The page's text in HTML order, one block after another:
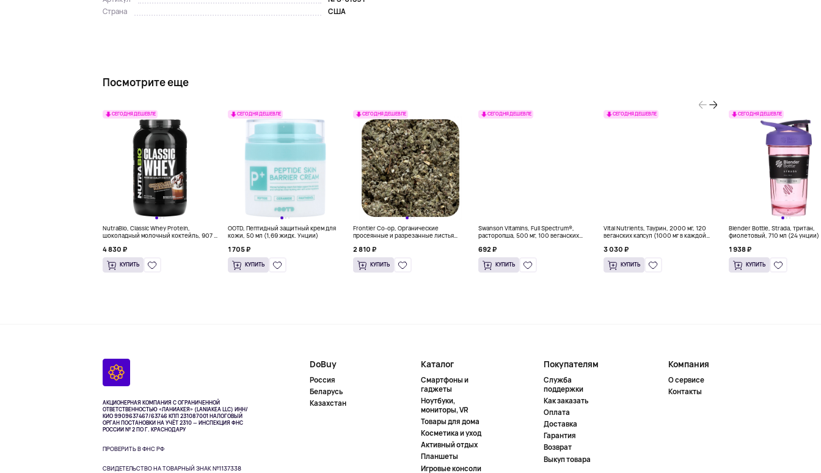
Страна
США
Посмотрите еще
СЕГОДНЯ ДЕШЕВЛЕ
NutraBio, Classic Whey Protein,
шоколадный молочный коктейль, 907 г
4 830 ₽
КУПИТЬ
СЕГОДНЯ ДЕШЕВЛЕ
OOTD, Пептидный защитный крем для
кожи, 50 мл (1,69 жидк. Унции)
1 705 ₽
КУПИТЬ
СЕГОДНЯ ДЕШЕВЛЕ
Frontier Co-op, Органические
просеянные и разрезанные листья
2 810 ₽
КУПИТЬ
СЕГОДНЯ ДЕШЕВЛЕ
Swanson Vitamins, Full Spectrum®,
расторопша, 500 мг, 100 веганских
692 ₽
КУПИТЬ
СЕГОДНЯ ДЕШЕВЛЕ
Vital Nutrients, Таурин, 2000 мг, 120
веганских капсул (1000 мг в каждой
3 030 ₽
КУПИТЬ
СЕГОДНЯ ДЕШЕВЛЕ
Blender Bottle, Strada, тритан,
фиолетовый, 710 мл (24 унции)
1 938 ₽
КУПИТЬ
АКЦИОНЕРНАЯ КОМПАНИЯ С ОГРАНИЧЕННОЙ
ОТВЕТСТВЕННОСТЬЮ «ЛАНИАКЕЯ» (LANIAKEA LLC) ИНН/
КИО 9909637467/63746 КПП 231087001 НАЛОГОВЫЙ
ОРГАН ПОСТАНОВКИ НА УЧЁТ 2310 — ИНСПЕКЦИЯ ФНС
РОССИИ № 2 ПО Г. КРАСНОДАРУ
ПРОВЕРИТЬ В ФНС РФ
СВИДЕТЕЛЬСТВО НА ТОВАРНЫЙ ЗНАК №1137338
DoBuy
Россия
Беларусь
Казахстан
Каталог
Смартфоны и
гаджеты
Ноутбуки,
мониторы, VR
Товары для дома
Косметика и уход
Активный отдых
Планшеты
Игровые консоли
Покупателям
Служба
поддержки
Как заказать
Оплата
Доставка
Гарантия
Возврат
Выкуп товара
Компания
О сервисе
Контакты